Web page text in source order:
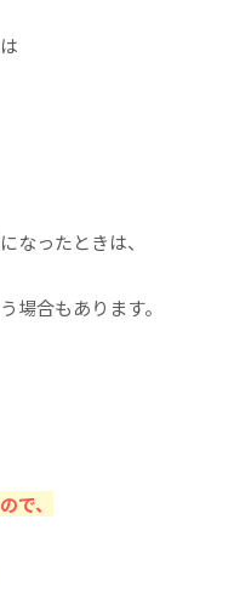
なったときは、
場合もあります。
で、